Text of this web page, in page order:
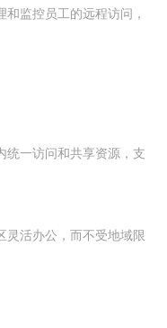
监控员工的远程访问，
统一访问和共享资源，支
灵活办公，而不受地域限